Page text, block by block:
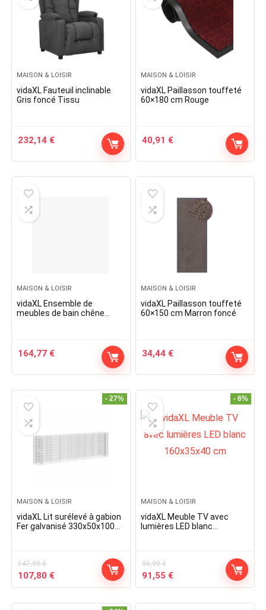
MAISON & LOISIR
vidaXL Fauteuil inclinable
Gris foncé Tissu
232,14 €
MAISON & LOISIR
vidaXL Paillasson touffeté
60×180 cm Rouge
40,91 €
MAISON & LOISIR
vidaXL Ensemble de
meubles de bain chêne
164,77 €
MAISON & LOISIR
vidaXL Paillasson touffeté
60×150 cm Marron foncé
34,44 €
- 27%
MAISON & LOISIR
vidaXL Lit surélevé à gabion
Fer galvanisé 330x50x100
147,99€
Original
price
107,80 €Current
price
- 6%
MAISON & LOISIR
vidaXL Meuble TV avec
lumières LED blanc
96,99€
Original
price
91,55 €Current
price